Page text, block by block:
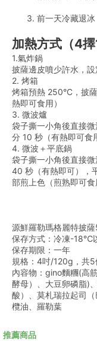
前一天冷藏退冰
加熱方式（4擇
1.氣炸鍋
披薩邊皮噴少許水，
2. 烤箱
烤箱預熱 250°C，披
熱即可食用）
3. 微波爐
袋子撕一小角後直接
分 10 秒（有熱即可食
4. 微波＋平底鍋
袋子撕一小角後直接
40 秒（有熱即可），
部煎上色（煎熟即可食
源鮮羅勒瑪格麗特披
保存方式：冷凍-18℃
保存期限：一年
規格：4吋/120g，共5
內容物：gino麵糰(高
酵母）、大豆卵磷脂)
酸）、莫札瑞拉起司
欖油、羅勒葉
推薦商品